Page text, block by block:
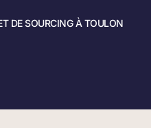
DE SOURCING À TOULON